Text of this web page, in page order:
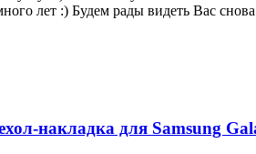
лет :) Будем рады видеть Вас
накладка для Samsung